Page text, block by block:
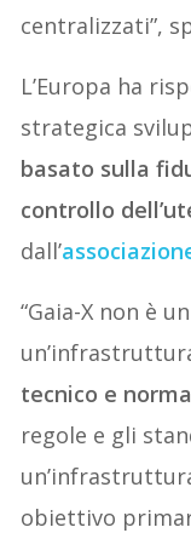
centralizzati”,
L’Europa ha
strategica
basato sulla
controllo
dall’
“Gaia-X non è
tecnico e
regole e gli
obiettivo